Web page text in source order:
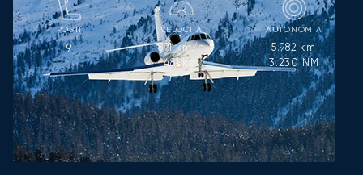
POSTI
9
VELOCITÀ
891km/h
481kts
AUTONOMIA
5.982km
3.230NM